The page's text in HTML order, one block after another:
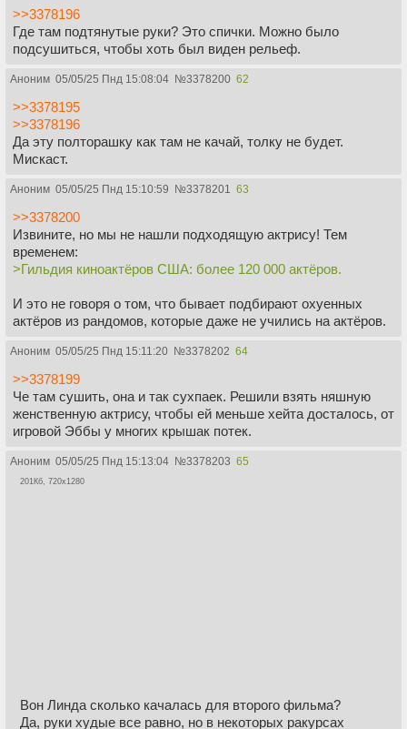
>>3378196
Где там подтянутые руки? Это спички. Можно было
подсушиться, чтобы хоть был виден рельеф.
Аноним 05/05/25 Пнд 15:08:04 №3378200 62
>>3378195
>>3378196
Да эту полторашку как там не качай, толку не будет.
Мискаст.
Аноним 05/05/25 Пнд 15:10:59 №3378201 63
>>3378200
Извините, но мы не нашли подходящую актрису! Тем
временем:
>Гильдия киноактёров США: более 120 000 актёров.
И это не говоря о том, что бывает подбирают охуенных
актёров из рандомов, которые даже не учились на актёров.
Аноним 05/05/25 Пнд 15:11:20 №3378202 64
>>3378199
Че там сушить, она и так сухпаек. Решили взять няшную
женственную актрису, чтобы ей меньше хейта досталось, от
игровой Эббы у многих крышак потек.
Аноним 05/05/25 Пнд 15:13:04 №3378203 65
201Кб, 720x1280
Вон Линда сколько качалась для второго фильма?
Да, руки худые все равно, но в некоторых ракурсах